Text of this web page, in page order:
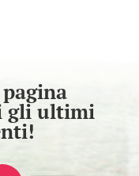
gli ultimi